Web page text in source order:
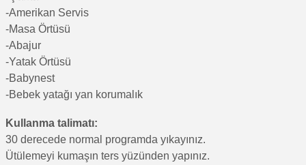
-Amerikan Servis
-Masa Örtüsü
-Abajur
-Yatak Örtüsü
-Babynest
-Bebek yatağı yan korumalık
Kullanma talimatı:
30 derecede normal programda yıkayınız.
Ütülemeyi kumaşın ters yüzünden yapınız.